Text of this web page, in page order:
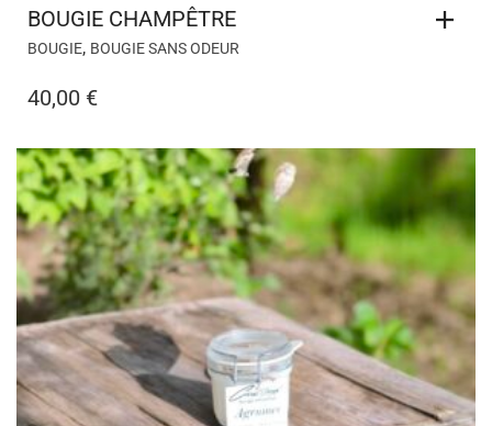
BOUGIE CHAMPÊTRE
BOUGIE, BOUGIE SANS ODEUR
40,00 €